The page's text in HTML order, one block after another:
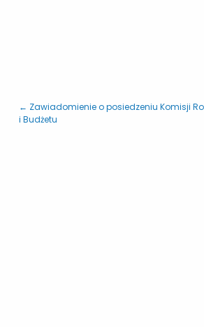
← Zawiadomienie o posiedzeniu Komisji
i Budżetu